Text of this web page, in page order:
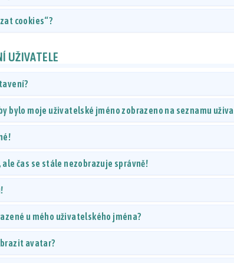
cookies“?
UŽIVATELE
bylo moje uživatelské jméno zobrazeno na seznamu
čas se stále nezobrazuje správně!
u mého uživatelského jména?
avatar?